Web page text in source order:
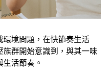
境問題，在快節奏生活
群開始意識到，與其一味
活節奏。